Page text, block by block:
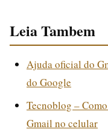
Leia Tambem
Ajuda oficial do
do Google
Tecnoblog –
Gmail no celular